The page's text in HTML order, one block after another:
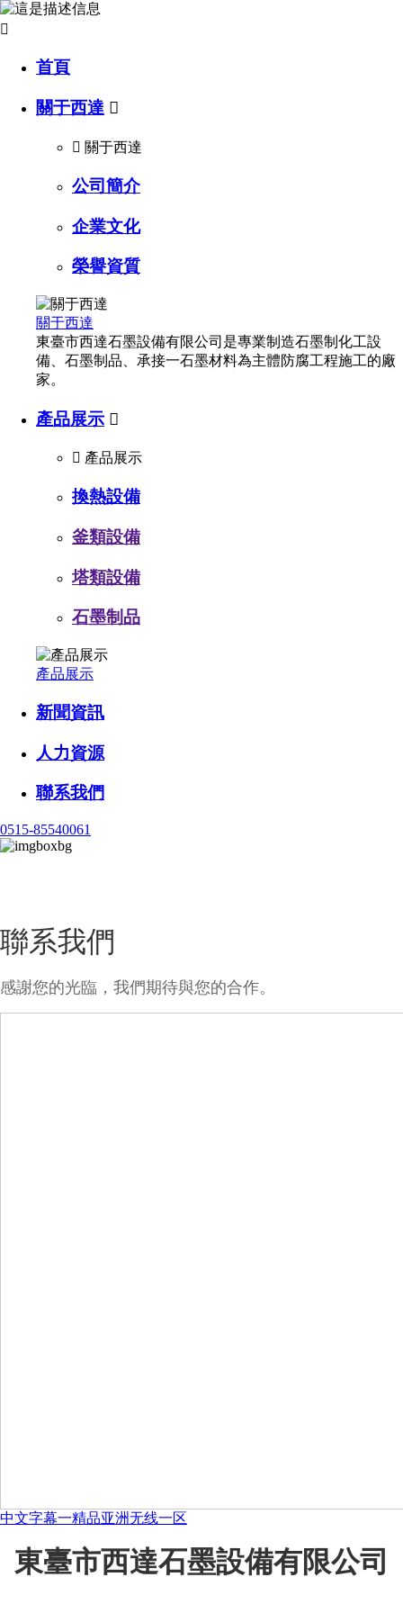

首頁
關于西達 
 關于西達
公司簡介
企業文化
榮譽資質
關于西達
東臺市西達石墨設備有限公司是專業制造石墨制化工設
備、石墨制品、承接一石墨材料為主體防腐工程施工的廠
家。
產品展示 
 產品展示
換熱設備
釜類設備
塔類設備
石墨制品
產品展示
新聞資訊
人力資源
聯系我們
0515-85540061
聯系我們
感謝您的光臨，我們期待與您的合作。
中文字幕一精品亚洲无线一区
東臺市西達石墨設備有限公司